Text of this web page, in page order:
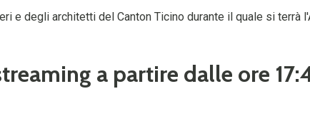
e degli architetti del Canton Ticino durante il quale si terrà l'
a partire dalle ore